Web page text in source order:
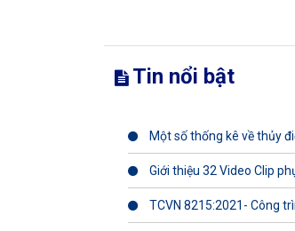
Tin nổi bật
Một số thống kê về thủy
Giới thiệu 32 Video Clip
TCVN 8215:2021- Công